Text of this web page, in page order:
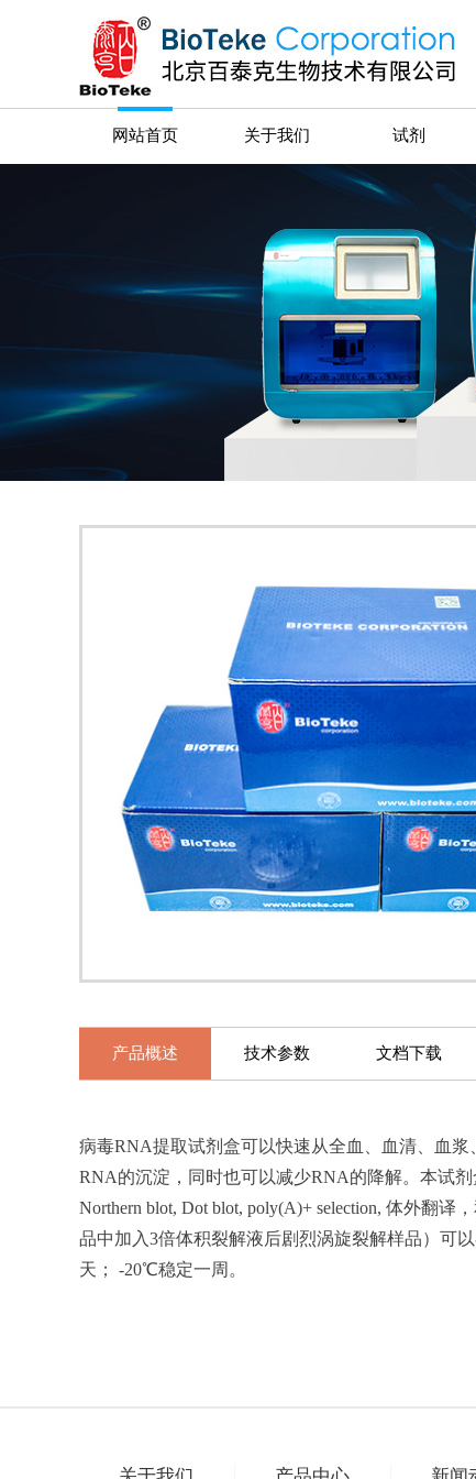
网站首页 关于我们 试剂
产品概述 技术参数 文档下载
病毒RNA提取试剂盒可以快速从全血、血清、血
RNA的沉淀，同时也可以减少RNA的降解。本试剂
Northern blot, Dot blot, poly(A)+ selection, 体外翻
品中加入3倍体积裂解液后剧烈涡旋裂解样品）可
天； -20℃稳定一周。